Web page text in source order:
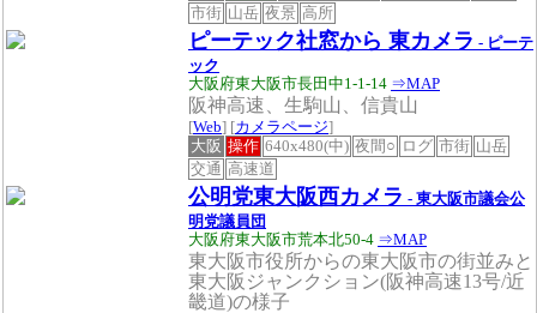
市街 山岳 夜景 高所
ピーテック社窓から 東カメラ - ピーテ
ック
大阪府東大阪市長田中1-1-14 ⇒MAP
阪神高速、生駒山、信貴山
[Web] [カメラページ]
大阪 操作 640x480(中) 夜間○ ログ 市街 山岳
交通 高速道
公明党東大阪西カメラ - 東大阪市議会公
明党議員団
大阪府東大阪市荒本北50-4 ⇒MAP
東大阪市役所からの東大阪市の街並みと
東大阪ジャンクション(阪神高速13号/近
畿道)の様子